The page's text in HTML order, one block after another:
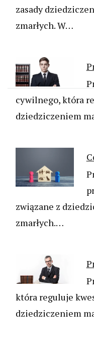
zasady
zmarłych. W…
cywilnego, która
dziedziczeniem
związane z
zmarłych.…
która reguluje
dziedziczeniem